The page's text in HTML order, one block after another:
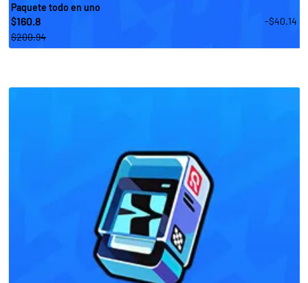
Paquete todo en uno
$160.8
-$40.14
$200.94